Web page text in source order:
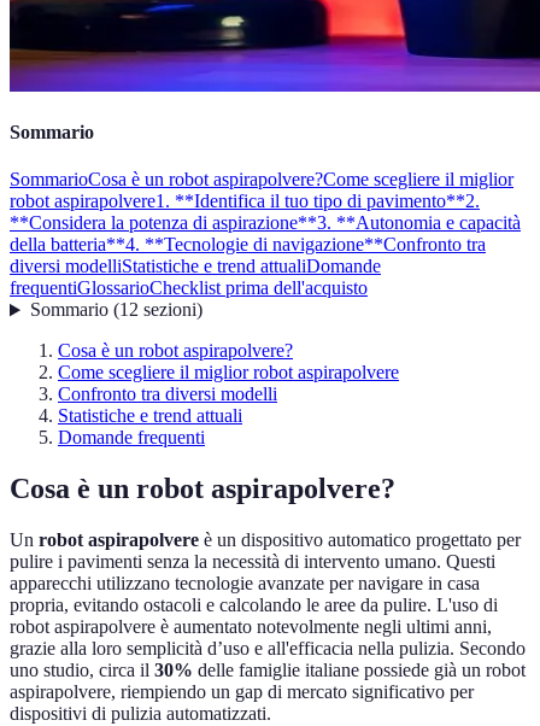
Sommario
SommarioCosa è un robot aspirapolvere?Come scegliere il miglior
robot aspirapolvere1. **Identifica il tuo tipo di pavimento**2.
**Considera la potenza di aspirazione**3. **Autonomia e capacità
della batteria**4. **Tecnologie di navigazione**Confronto tra
diversi modelliStatistiche e trend attualiDomande
frequentiGlossarioChecklist prima dell'acquisto
Sommario(12 sezioni)
Cosa è un robot aspirapolvere?
Come scegliere il miglior robot aspirapolvere
Confronto tra diversi modelli
Statistiche e trend attuali
Domande frequenti
Cosa è un robot aspirapolvere?
Un robot aspirapolvere è un dispositivo automatico progettato per
pulire i pavimenti senza la necessità di intervento umano. Questi
apparecchi utilizzano tecnologie avanzate per navigare in casa
propria, evitando ostacoli e calcolando le aree da pulire. L'uso di
robot aspirapolvere è aumentato notevolmente negli ultimi anni,
grazie alla loro semplicità d’uso e all'efficacia nella pulizia. Secondo
uno studio, circa il 30% delle famiglie italiane possiede già un robot
aspirapolvere, riempiendo un gap di mercato significativo per
dispositivi di pulizia automatizzati.